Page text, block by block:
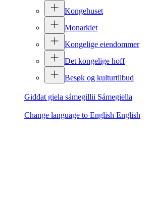
Kongehuset
Monarkiet
Kongelige eiendommer
Det kongelige hoff
Besøk og kulturtilbud
Giđđat giela sámegillii Sámegiella
Change language to English English